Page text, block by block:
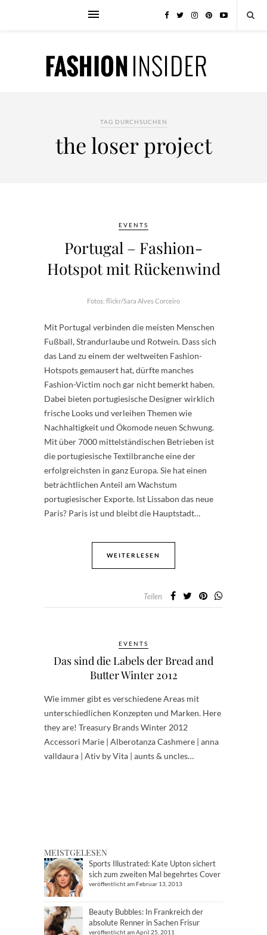
TAG DURCHSUCHEN
the loser project
EVENTS
Portugal – Fashion-
Hotspot mit Rückenwind
Fotos: flickr/Sara Alves Corceiro
Mit Portugal verbinden die meisten Menschen
Fußball, Strandurlaube und Rotwein. Dass sich
das Land zu einem der weltweiten Fashion-
Hotspots gemausert hat, dürfte manches
Fashion-Victim noch gar nicht bemerkt haben.
Dabei bieten portugiesische Designer wirklich
frische Looks und verleihen Themen wie
Nachhaltigkeit und Ökomode neuen Schwung.
Mit über 7000 mittelständischen Betrieben ist
die portugiesische Textilbranche eine der
erfolgreichsten in ganz Europa. Sie hat einen
beträchtlichen Anteil am Wachstum
portugiesischer Exporte. Ist Lissabon das neue
Paris? Paris ist und bleibt die Hauptstadt…
WEITERLESEN
Teilen
EVENTS
Das sind die Labels der Bread and
Butter Winter 2012
Wie immer gibt es verschiedene Areas mit
unterschiedlichen Konzepten und Marken. Here
they are! Treasury Brands Winter 2012
Accessori Marie | Alberotanza Cashmere | anna
valldaura | Ativ by Vita | aunts & uncles…
MEISTGELESEN
Sports Illustrated: Kate Upton sichert
sich zum zweiten Mal begehrtes Cover
veröffentlicht am Februar 13, 2013
Beauty Bubbles: In Frankreich der
absolute Renner in Sachen Frisur
veröffentlicht am April 25, 2011